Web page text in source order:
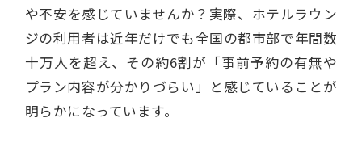
や不安を感じていませんか？実際、ホテルラウン
ジの利用者は近年だけでも全国の都市部で年間数
十万人を超え、その約6割が「事前予約の有無や
プラン内容が分かりづらい」と感じていることが
明らかになっています。